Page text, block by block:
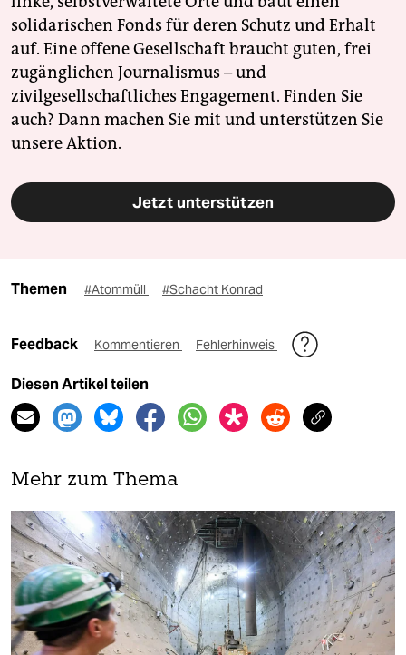
solidarischen Fonds für deren Schutz und Erhalt
auf. Eine offene Gesellschaft braucht guten, frei
zugänglichen Journalismus – und
zivilgesellschaftliches Engagement. Finden Sie
auch? Dann machen Sie mit und unterstützen Sie
unsere Aktion.
Jetzt unterstützen
Themen #Atommüll #Schacht Konrad
Feedback Kommentieren Fehlerhinweis
Diesen Artikel teilen
Mehr zum Thema